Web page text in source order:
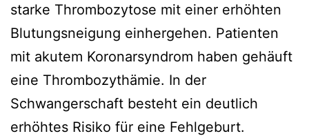
starke Thrombozytose mit einer erhöhten
Blutungsneigung einhergehen. Patienten
mit akutem Koronarsyndrom haben gehäuft
eine Thrombozythämie. In der
Schwangerschaft besteht ein deutlich
erhöhtes Risiko für eine Fehlgeburt.